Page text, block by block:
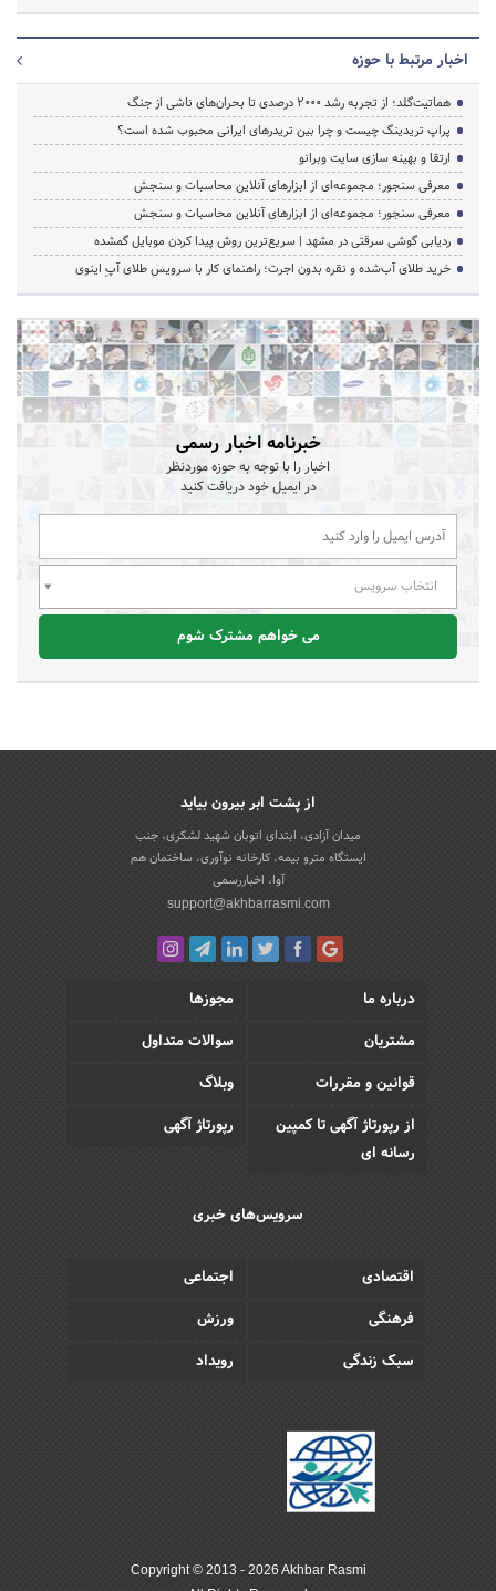
اخبار مرتبط با حوزه
هماتیت‌گلد؛ از تجربه رشد ۲۰۰۰ درصدی تا بحران‌های ناشی از جنگ
پراپ تریدینگ چیست و چرا بین تریدرهای ایرانی محبوب شده است؟
ارتقا و بهینه سازی سایت وبرانو
معرفی سنجور؛ مجموعه‌ای از ابزارهای آنلاین محاسبات و سنجش
معرفی سنجور؛ مجموعه‌ای از ابزارهای آنلاین محاسبات و سنجش
ردیابی گوشی سرقتی در مشهد | سریع‌ترین روش پیدا کردن موبایل گمشده
خرید طلای آب‌شده و نقره بدون اجرت؛ راهنمای کار با سرویس طلای آپِ اینوی
خبرنامه اخبار رسمی
اخبار را با توجه به حوزه موردنظر
در ایمیل خود دریافت کنید
انتخاب سرویس
می خواهم مشترک شوم
از پشت ابر بیرون بیاید
میدان آزادی، ابتدای اتوبان شهید لشکری، جنب
ایستگاه مترو بیمه، کارخانه نوآوری، ساختمان هم
آوا، اخباررسمی
support@akhbarrasmi.com
درباره ما
مجوزها
مشتریان
سوالات متداول
قوانین و مقررات
وبلاگ
از رپورتاژ آگهی تا کمپین
رسانه ای
رپورتاژ آگهی
سرویس‌های خبری
اقتصادی
اجتماعی
فرهنگی
ورزش
سبک زندگی
رویداد
Copyright © 2013 - 2026 Akhbar Rasmi